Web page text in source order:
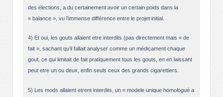
des élections, a du certainement avoir un certain poids dans la
« balance », vu l’immense différence entre le projet initial.
4) Et oui, les gouts allaient etre interdits (pas directement mais « de
fait », sachant qu’il fallait analyser comme un médicament chaque
gout, ce qui limitait de fait pratiquement tous les gouts, en en laissant
peut etre un ou deux, enfin seuls ceux des grands cigarettiers.
5) Les mods allaient etrent interdits, un « modele unique homologué a